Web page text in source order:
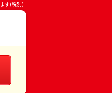
す(税別)